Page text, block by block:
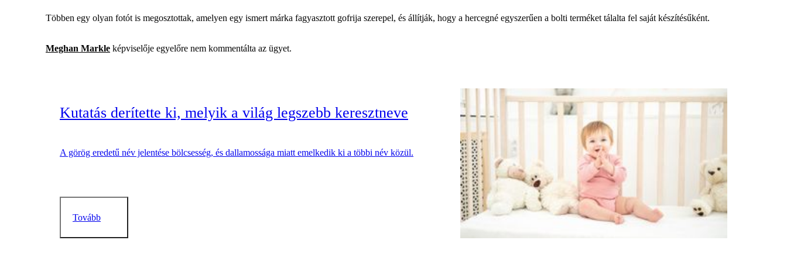
Többen egy olyan fotót is megosztottak, amelyen egy ismert márka fagyasztott gofrija szerepel, és állítják, hogy a hercegné egyszerűen a bolti terméket tálalta fel saját készítésűként.
Meghan Markle képviselője egyelőre nem kommentálta az ügyet.
Kutatás derítette ki, melyik a világ legszebb keresztneve
A görög eredetű név jelentése bölcsesség, és dallamossága miatt emelkedik ki a többi név közül.
Tovább